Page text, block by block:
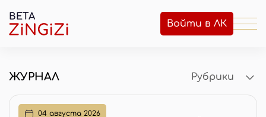
BETA
Войти в ЛК
ЖУРНАЛ Рубрики
04 августа 2026